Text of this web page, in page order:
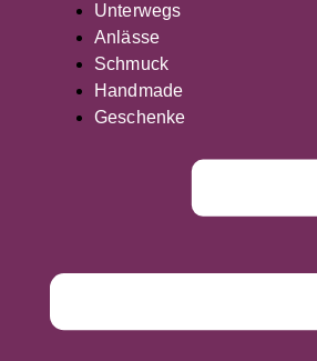
Unterwegs
Anlässe
Schmuck
Handmade
Geschenke